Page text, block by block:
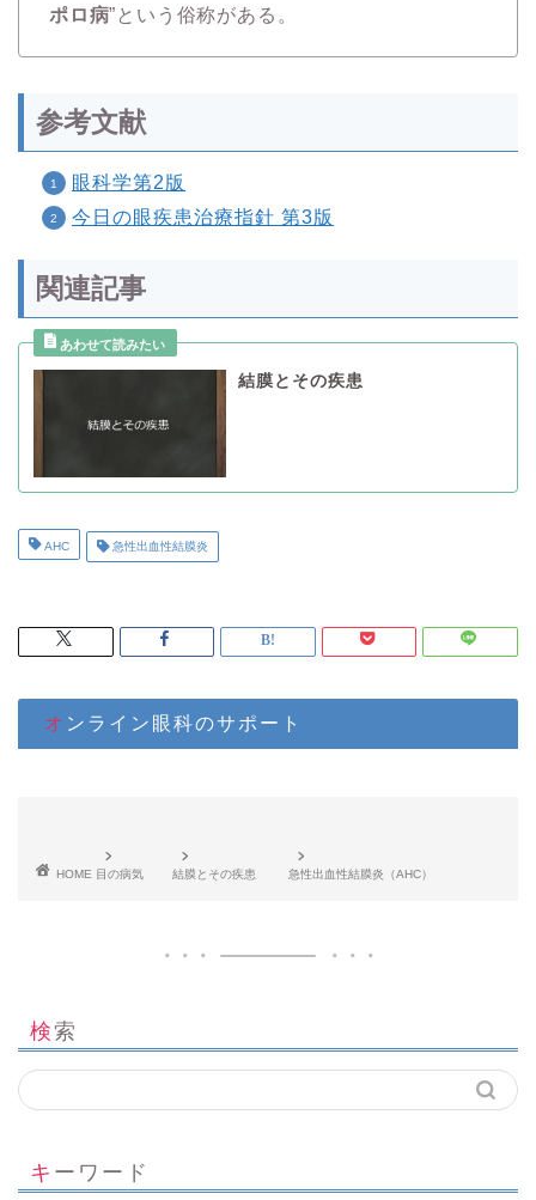
ポロ病”という俗称がある。
参考文献
眼科学第2版
今日の眼疾患治療指針 第3版
関連記事
結膜とその疾患
AHC 急性出血性結膜炎
オンライン眼科のサポート
HOME 目の病気 結膜とその疾患 急性出血性結膜炎（AHC）
検索
キーワード